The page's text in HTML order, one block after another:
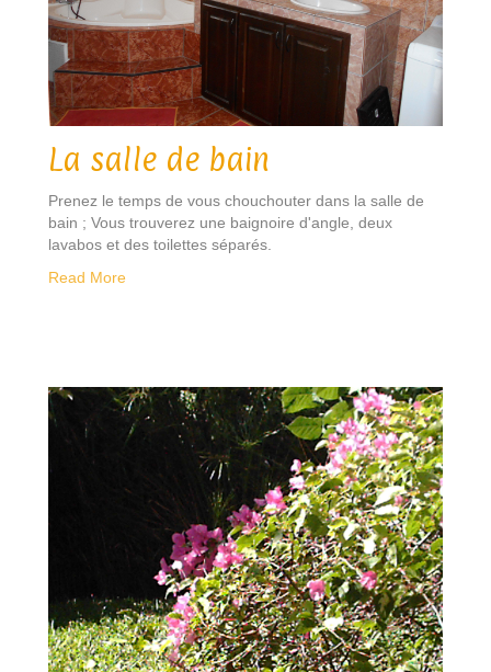
La salle de bain
Prenez le temps de vous chouchouter dans la salle de
bain ; Vous trouverez une baignoire d'angle, deux
lavabos et des toilettes séparés.
Read More